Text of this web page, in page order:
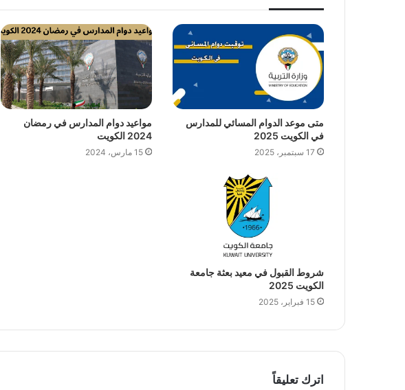
متى موعد الدوام المسائي للمدارس
في الكويت 2025
17 سبتمبر، 2025
مواعيد دوام المدارس في رمضان
2024 الكويت
15 مارس، 2024
شروط القبول في معيد بعثة جامعة
الكويت 2025
15 فبراير، 2025
اترك تعليقاً